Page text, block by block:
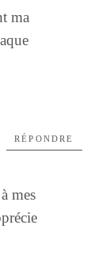
ma
mes
RÉPONDRE